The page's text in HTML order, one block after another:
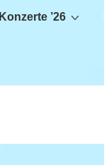
Konzerte ’26